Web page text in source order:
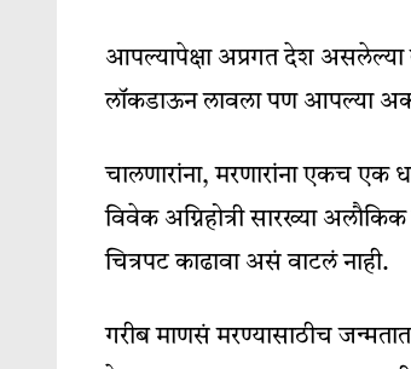
आपल्यापेक्षा अप्रगत देश असलेल्या
लाॅकडाऊन लावला पण आपल्या
चालणारांना, मरणारांना एकच एक
विवेक अग्निहोत्री सारख्या
चित्रपट काढावा असं वाटलं नाही.
गरीब माणसं मरण्यासाठीच